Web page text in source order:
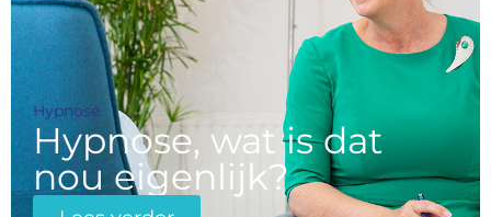
Hypnose
Hypnose, wat is dat
nou eigenlijk?